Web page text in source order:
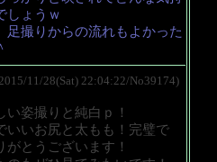
しょうｗ
足撮りからの流れもよかった
11/28(Sat) 22:04:22/No39174)
い姿撮りと純白ｐ！
いいお尻と太もも！完璧で
がとうございます！